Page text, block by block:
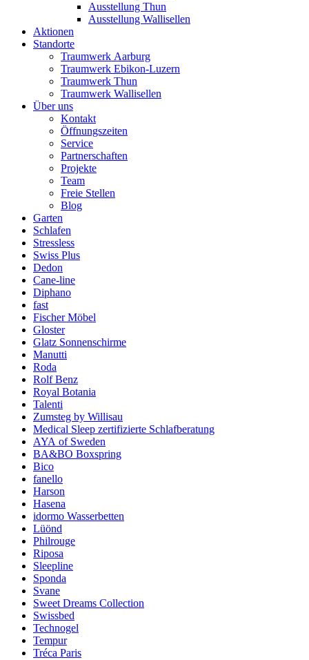
Ausstellung Thun
Ausstellung Wallisellen
Aktionen
Standorte
Traumwerk Aarburg
Traumwerk Ebikon-Luzern
Traumwerk Thun
Traumwerk Wallisellen
Über uns
Kontakt
Öffnungszeiten
Service
Partnerschaften
Projekte
Team
Freie Stellen
Blog
Garten
Schlafen
Stressless
Swiss Plus
Dedon
Cane-line
Diphano
fast
Fischer Möbel
Gloster
Glatz Sonnenschirme
Manutti
Roda
Rolf Benz
Royal Botania
Talenti
Zumsteg by Willisau
Medical Sleep zertifizierte Schlafberatung
AYA of Sweden
BA&BO Boxspring
Bico
fanello
Harson
Hasena
idormo Wasserbetten
Lüönd
Philrouge
Riposa
Sleepline
Sponda
Svane
Sweet Dreams Collection
Swissbed
Technogel
Tempur
Tréca Paris